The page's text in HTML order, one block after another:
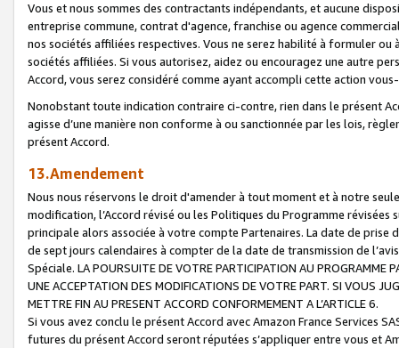
Vous et nous sommes des contractants indépendants, et aucune
entreprise commune, contrat d'agence, franchise ou agence
nos sociétés affiliées respectives. Vous ne serez habilité à formuler
sociétés affiliées. Si vous autorisez, aidez ou encouragez une autre
Accord, vous serez considéré comme ayant accompli cette action
Nonobstant toute indication contraire ci-contre, rien dans le présent
agisse d’une manière non conforme à ou sanctionnée par les lois,
présent Accord.
13.Amendement
Nous nous réservons le droit d'amender à tout moment et à notre
modification, l’Accord révisé ou les Politiques du Programme
principale alors associée à votre compte Partenaires. La date de
de sept jours calendaires à compter de la date de transmission de
Spéciale. LA POURSUITE DE VOTRE PARTICIPATION AU PROGRAMME
UNE ACCEPTATION DES MODIFICATIONS DE VOTRE PART. SI VOUS
METTRE FIN AU PRESENT ACCORD CONFORMEMENT A L’ARTICLE 6.
Si vous avez conclu le présent Accord avec Amazon France Services
futures du présent Accord seront réputées s’appliquer entre vous et